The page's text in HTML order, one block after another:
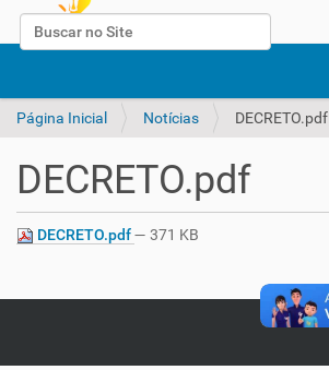
Busca
v
Página Inicial Notícias DECRETO.pdf
DECRETO.pdf
DECRETO.pdf— 371 KB